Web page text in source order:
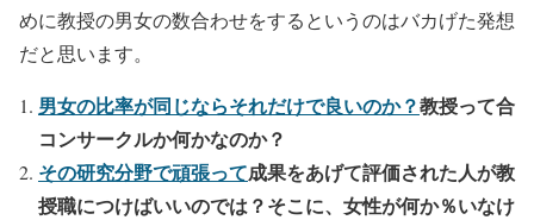
めに教授の男女の数合わせをするというのはバカげた発想
だと思います。
男女の比率が同じならそれだけで良いのか？教授って合
コンサークルか何かなのか？
その研究分野で頑張って成果をあげて評価された人が教
授職につけばいいのでは？そこに、女性が何か％いなけ